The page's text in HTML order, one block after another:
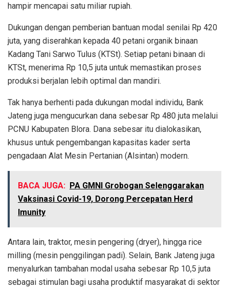
hampir mencapai satu miliar rupiah.
Dukungan dengan pemberian bantuan modal senilai Rp 420
juta, yang diserahkan kepada 40 petani organik binaan
Kadang Tani Sarwo Tulus (KTSt). Setiap petani binaan di
KTSt, menerima Rp 10,5 juta untuk memastikan proses
produksi berjalan lebih optimal dan mandiri.
Tak hanya berhenti pada dukungan modal individu, Bank
Jateng juga mengucurkan dana sebesar Rp 480 juta melalui
PCNU Kabupaten Blora. Dana sebesar itu dialokasikan,
khusus untuk pengembangan kapasitas kader serta
pengadaan Alat Mesin Pertanian (Alsintan) modern.
BACA JUGA: PA GMNI Grobogan Selenggarakan
Vaksinasi Covid-19, Dorong Percepatan Herd
Imunity
Antara lain, traktor, mesin pengering (dryer), hingga rice
milling (mesin penggilingan padi). Selain, Bank Jateng juga
menyalurkan tambahan modal usaha sebesar Rp 10,5 juta
sebagai stimulan bagi usaha produktif masyarakat di sektor